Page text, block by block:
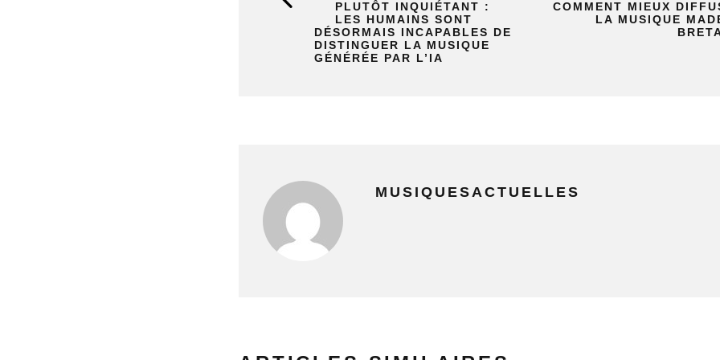
PLUTÔT INQUIÉTANT :
LES HUMAINS SONT
DÉSORMAIS INCAPABLES DE
DISTINGUER LA MUSIQUE
GÉNÉRÉE PAR L’IA
COMMENT MIEUX
LA MUSIQUE
MUSIQUESACTUELLES